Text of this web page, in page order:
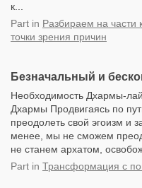
к...
Part in Разбираем на
точки зрения причин
Безначальный и
Необходимость Дхармы-
Дхармы Продвигаясь по
преодолеть свой эгоизм и
менее, мы не сможем
не станем архатом,
Part in Трансформация с